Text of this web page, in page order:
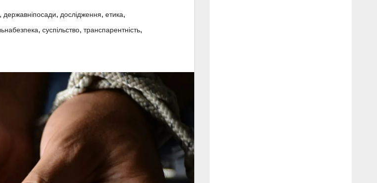
, державніпосади, дослідження, етика,
, суспільство, транспарентність,